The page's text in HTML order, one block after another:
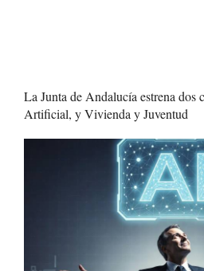
La Junta de Andalucía estrena dos
Artificial, y Vivienda y Juventud